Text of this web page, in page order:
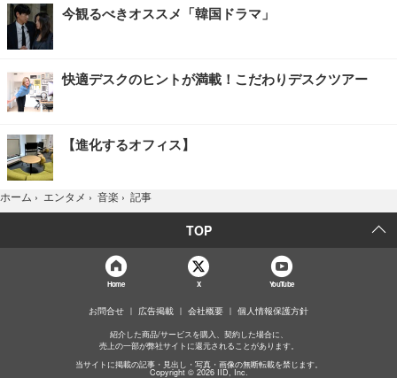
今観るべきオススメ「韓国ドラマ」
快適デスクのヒントが満載！こだわりデスクツアー
【進化するオフィス】
ホーム › エンタメ › 音楽 › 記事
TOP
Home X YouTube
お問合せ 広告掲載 会社概要 個人情報保護方針
紹介した商品/サービスを購入、契約した場合に、
売上の一部が弊社サイトに還元されることがあります。
当サイトに掲載の記事・見出し・写真・画像の無断転載を禁じます。
Copyright © 2026 IID, Inc.